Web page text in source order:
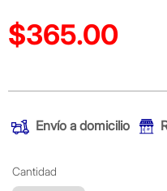
Precio reducido de
$365.00
Envío a domicilio
Cantidad